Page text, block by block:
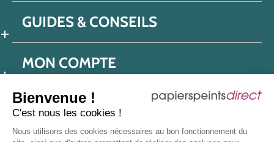
Bienvenue !
C'est nous les cookies !
Nous utilisons des cookies nécessaires au bon fonctionnement du
GUIDES & CONSEILS
MON COMPTE